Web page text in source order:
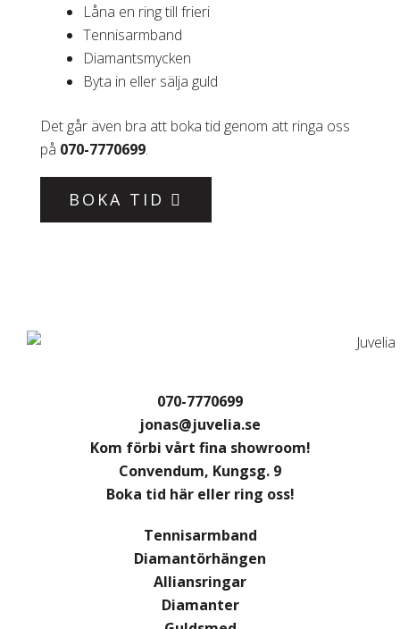
Låna en ring till frieri
Tennisarmband
Diamantsmycken
Byta in eller sälja guld
Det går även bra att boka tid genom att ringa oss
på 070-7770699.
BOKA TID
070-7770699
jonas@juvelia.se
Kom förbi vårt fina showroom!
Convendum, Kungsg. 9
Boka tid här eller ring oss!
Tennisarmband
Diamantörhängen
Alliansringar
Diamanter